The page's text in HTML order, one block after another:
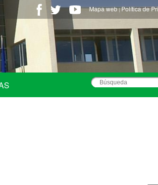
Mapa web|Política de